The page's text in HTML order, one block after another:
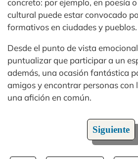
concreto: por ejemplo, en poesía
cultural puede estar convocado
formativos en ciudades y pueblos.
Desde el punto de vista
puntualizar que participar a un
además, una ocasión fantástica
amigos y encontrar personas con
una afición en común.
Siguiente